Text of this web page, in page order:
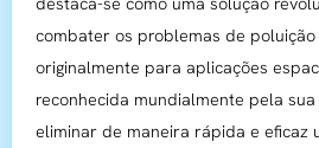
combater os problemas de
originalmente para aplicações
reconhecida mundialmente pela
eliminar de maneira rápida e eficaz